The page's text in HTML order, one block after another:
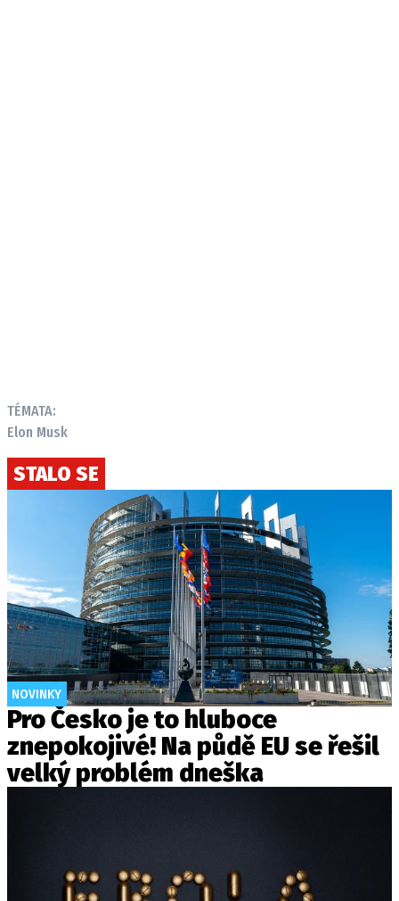
TÉMATA:
Elon Musk
STALO SE
NOVINKY
Pro Česko je to hluboce
znepokojivé! Na půdě EU se řešil
velký problém dneška